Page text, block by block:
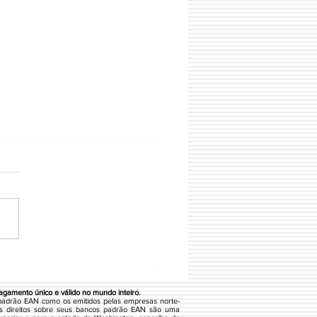
único e válido no mundo inteiro.
EAN como os emitidos pelas empresas norte-
sobre seus bancos padrão EAN são uma